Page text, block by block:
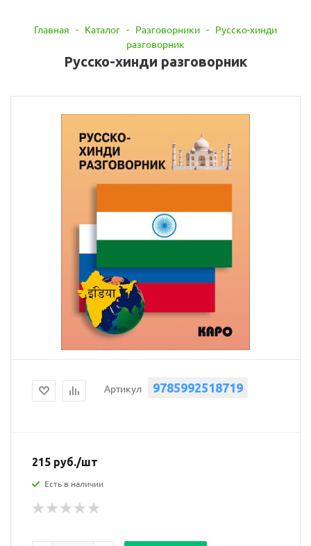
Главная - Каталог - Разговорники - Русско-хинди
разговорник
Русско-хинди разговорник
Артикул 9785992518719
215 руб./шт
Есть в наличии